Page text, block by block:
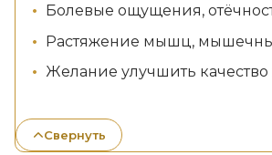
Болевые ощущения,
Растяжение мышц,
Желание улучшить
Свернуть